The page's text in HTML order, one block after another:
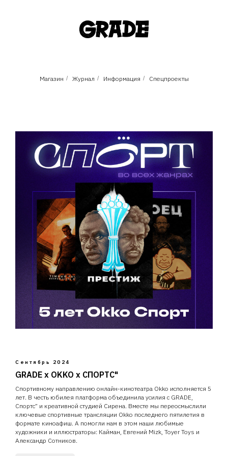
Магазин / Журнал / Информация / Спецпроекты
Сентябрь 2024
GRADE x OKKO x СПОРТС"
Спортивному направлению онлайн-кинотеатра Okko исполняется 5
лет. В честь юбилея платформа объединила усилия с GRADE,
Спортс” и креативной студией Сирена. Вместе мы переосмыслили
ключевые спортивные трансляции Okko последнего пятилетия в
формате киноафиш. А помогли нам в этом наши любимые
художники и иллюстраторы: Кайман, Евгений Mizk, Toyer Toys и
Александр Сотников.